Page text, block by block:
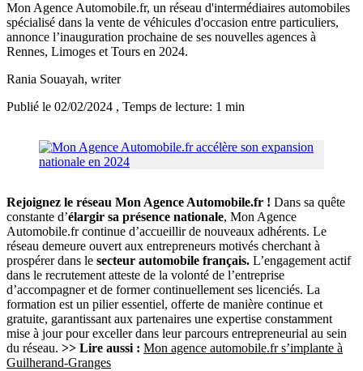
Mon Agence Automobile.fr, un réseau d'intermédiaires automobiles
spécialisé dans la vente de véhicules d'occasion entre particuliers,
annonce l’inauguration prochaine de ses nouvelles agences à
Rennes, Limoges et Tours en 2024.
Rania Souayah, writer
Publié le 02/02/2024 , Temps de lecture: 1 min
Rejoignez le réseau Mon Agence Automobile.fr ! Dans sa quête
constante d’élargir sa présence nationale, Mon Agence
Automobile.fr continue d’accueillir de nouveaux adhérents. Le
réseau demeure ouvert aux entrepreneurs motivés cherchant à
prospérer dans le secteur automobile français. L’engagement actif
dans le recrutement atteste de la volonté de l’entreprise
d’accompagner et de former continuellement ses licenciés. La
formation est un pilier essentiel, offerte de manière continue et
gratuite, garantissant aux partenaires une expertise constamment
mise à jour pour exceller dans leur parcours entrepreneurial au sein
du réseau. >> Lire aussi : Mon agence automobile.fr s’implante à
Guilherand-Granges